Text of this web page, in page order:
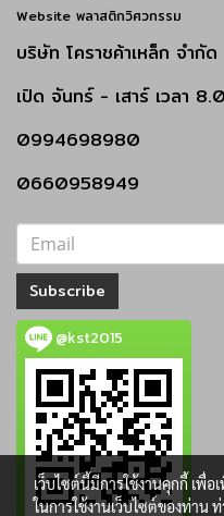
Website พลาสติกวิศวกรรม
บริษัท โคราชค้าเหล็ก จำกัด
เปิด จันทร์ - เสาร์ เวลา
0994698980
0660958949
Subscribe
@kst2015
เว็บไซต์นี้มีการใช้งานคุกกี้ เพื่
ในการใช้งานเว็บไซต์ของท่าน